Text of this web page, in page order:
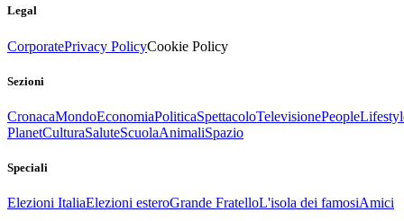
Legal
CorporatePrivacy PolicyCookie Policy
Sezioni
CronacaMondoEconomiaPoliticaSpettacoloTelevisionePeople
PlanetCulturaSaluteScuolaAnimaliSpazio
Speciali
Elezioni ItaliaElezioni esteroGrande FratelloL'isola dei famosiAmici